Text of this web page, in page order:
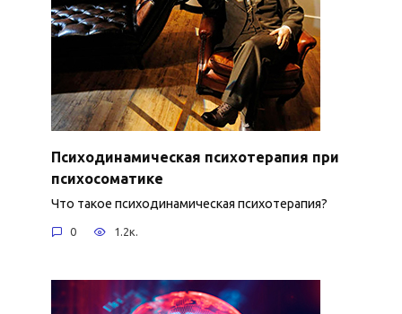
Психодинамическая психотерапия при
психосоматике
Что такое психодинамическая психотерапия?
0 1.2к.